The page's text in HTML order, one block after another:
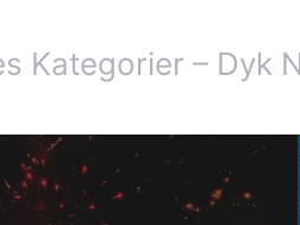
Kategorier – Dyk